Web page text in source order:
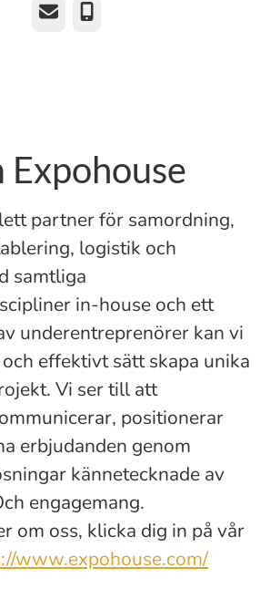
E-post Telefon
Expohouse
partner för samordning,
logistik och
samtliga
in-house och ett
underentreprenörer kan vi
effektivt sätt skapa unika
Vi ser till att
positionerar
erbjudanden genom
kännetecknade av
engagemang.
om oss, klicka dig in på vår
www.expohouse.com/